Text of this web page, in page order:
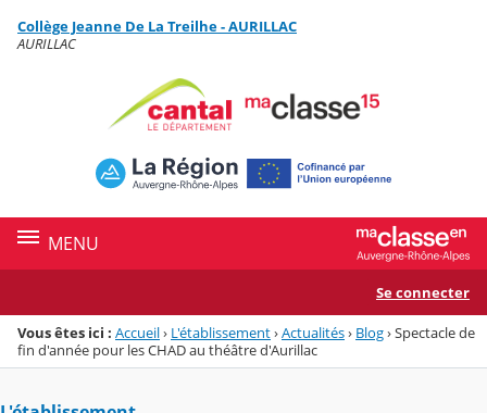
Menu de la rubrique
Contenu
Collège Jeanne De La Treilhe - AURILLAC
AURILLAC
MENU
Se connecter
Vous êtes ici : Accueil› L'établissement›Actualités› Blog›Spectacle de
fin d'année pour les CHAD au théâtre d'Aurillac